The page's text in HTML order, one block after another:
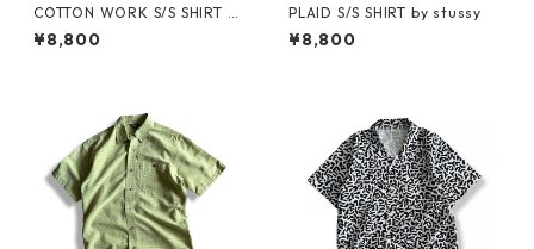
COTTON WORK S/S SHIRT by
stussy
¥8,800
PLAID S/S SHIRT by stussy
¥8,800